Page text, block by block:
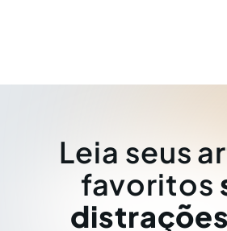
Leia seus
favoritos
distrações